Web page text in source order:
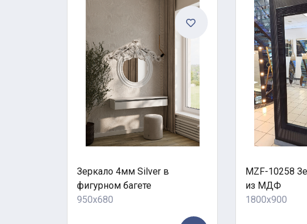
Зеркало 4мм Silver в
фигурном багете
950x680
MZF-10258
из МДФ
1800x900